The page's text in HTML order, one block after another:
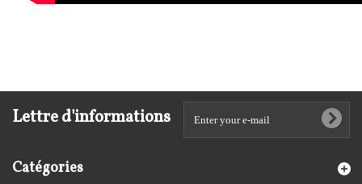
Lettre d'informations
Catégories